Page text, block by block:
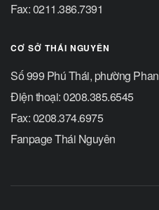
Fax: 0211.386.7391
CƠ SỞ THÁI NGUYÊN
Số 999 Phú Thái, phường
Điện thoại: 0208.385.6545
Fax: 0208.374.6975
Fanpage Thái Nguyên